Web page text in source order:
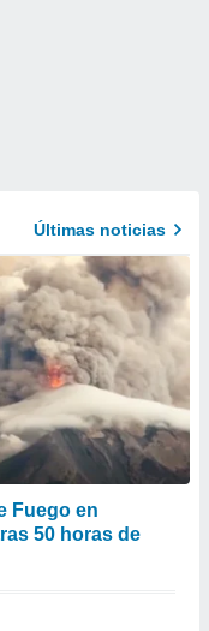
Últimas noticias
Fuego en
50 horas de